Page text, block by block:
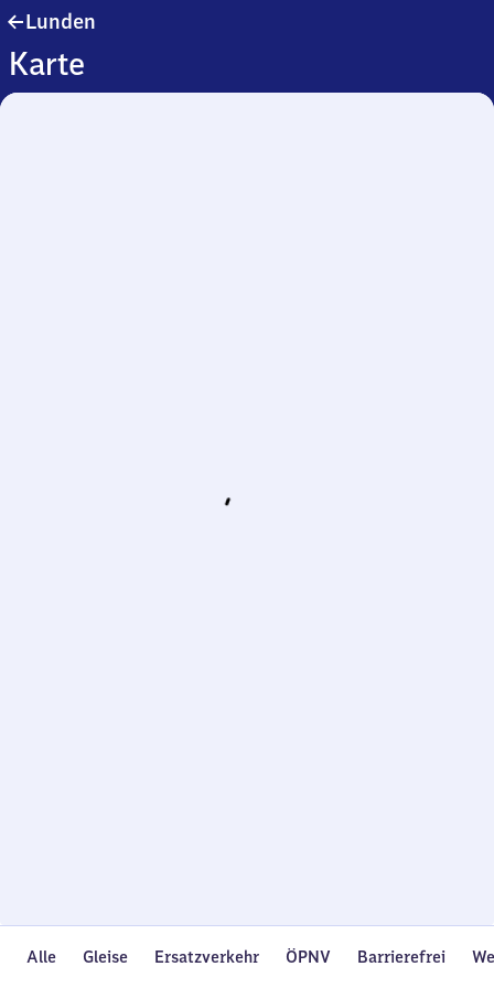
Lunden
Karte
Alle Gleise Ersatzverkehr ÖPNV Barrierefrei